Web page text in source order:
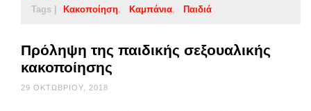
Tags | Κακοποίηση Καμπάνια Παιδιά
Πρόληψη της παιδικής σεξουαλικής
κακοποίησης
29 ΟΚΤΩΒΡΊΟΥ, 2018